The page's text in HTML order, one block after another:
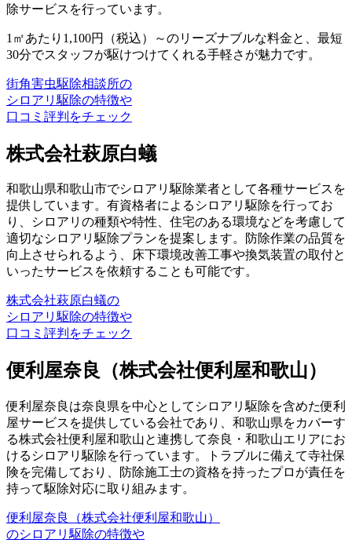
除サービスを行っています。
1㎡あたり1,100円（税込）～のリーズナブルな料金と、最短
30分でスタッフが駆けつけてくれる手軽さが魅力です。
街角害虫駆除相談所の
シロアリ駆除の特徴や
口コミ評判をチェック
株式会社萩原白蟻
和歌山県和歌山市でシロアリ駆除業者として各種サービスを
提供しています。有資格者によるシロアリ駆除を行ってお
り、シロアリの種類や特性、住宅のある環境などを考慮して
適切なシロアリ駆除プランを提案します。防除作業の品質を
向上させられるよう、床下環境改善工事や換気装置の取付と
いったサービスを依頼することも可能です。
株式会社萩原白蟻の
シロアリ駆除の特徴や
口コミ評判をチェック
便利屋奈良（株式会社便利屋和歌山）
便利屋奈良は奈良県を中心としてシロアリ駆除を含めた便利
屋サービスを提供している会社であり、和歌山県をカバーす
る株式会社便利屋和歌山と連携して奈良・和歌山エリアにお
けるシロアリ駆除を行っています。トラブルに備えて寺社保
険を完備しており、防除施工士の資格を持ったプロが責任を
持って駆除対応に取り組みます。
便利屋奈良（株式会社便利屋和歌山）
のシロアリ駆除の特徴や